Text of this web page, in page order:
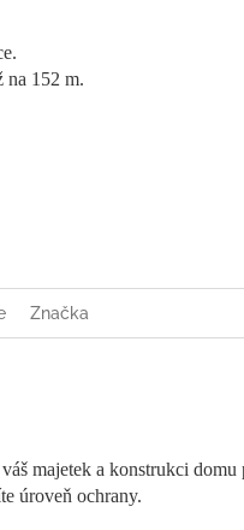
na 152 m.
Značka
majetek a konstrukci domu
úroveň ochrany.